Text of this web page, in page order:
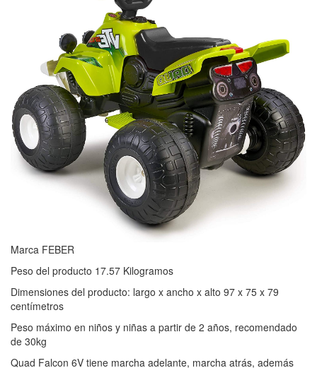
Marca FEBER
Peso del producto 17.57 Kilogramos
Dimensiones del producto: largo x ancho x alto 97 x 75 x 79
centímetros
Peso máximo en niños y niñas a partir de 2 años, recomendado
de 30kg
Quad Falcon 6V tiene marcha adelante, marcha atrás, además